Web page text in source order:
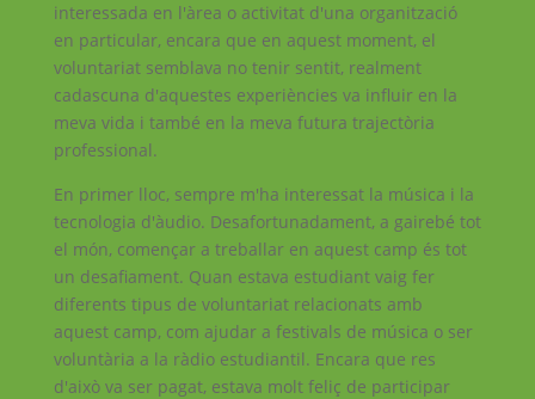
interessada en l'àrea o activitat d'una organització
en particular, encara que en aquest moment, el
voluntariat semblava no tenir sentit, realment
cadascuna d'aquestes experiències va influir en la
meva vida i també en la meva futura trajectòria
professional.
En primer lloc, sempre m'ha interessat la música i la
tecnologia d'àudio. Desafortunadament, a gairebé tot
el món, començar a treballar en aquest camp és tot
un desafiament. Quan estava estudiant vaig fer
diferents tipus de voluntariat relacionats amb
aquest camp, com ajudar a festivals de música o ser
voluntària a la ràdio estudiantil. Encara que res
d'això va ser pagat, estava molt feliç de participar